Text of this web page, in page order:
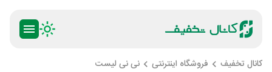
کانال تخفیف فروشگاه اینترنتی نی نی لیست